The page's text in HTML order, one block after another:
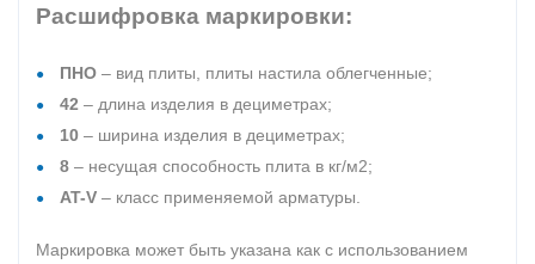
Расшифровка маркировки:
ПНО – вид плиты, плиты настила облегченные;
42 – длина изделия в дециметрах;
10 – ширина изделия в дециметрах;
8 – несущая способность плита в кг/м2;
AT-V – класс применяемой арматуры.
Маркировка может быть указана как с использованием